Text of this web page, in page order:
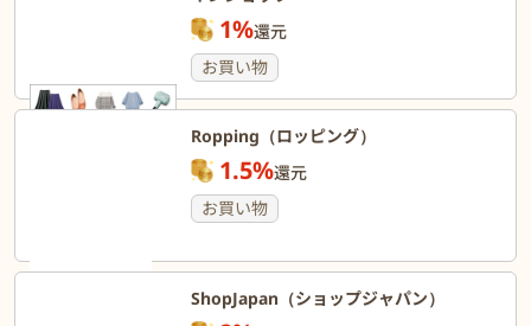
1%還元
お買い物
Ropping（ロッピング）
1.5%還元
お買い物
ShopJapan（ショップジャパン）